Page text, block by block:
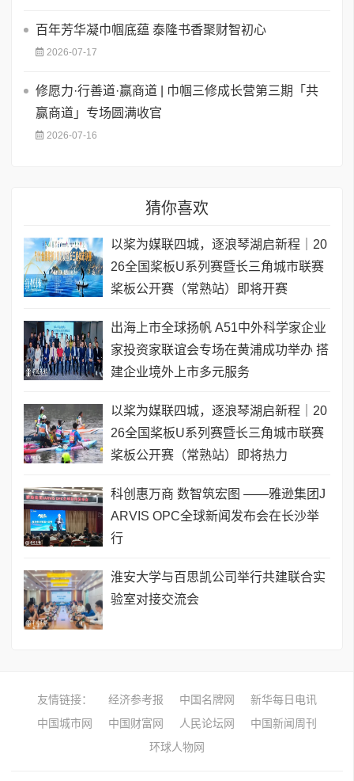
百年芳华凝巾帼底蕴 泰隆书香聚财智初心
2026-07-17
修愿力·行善道·赢商道 | 巾帼三修成长营第三期「共
赢商道」专场圆满收官
2026-07-16
猜你喜欢
以桨为媒联四城，逐浪琴湖启新程｜20
26全国桨板U系列赛暨长三角城市联赛
桨板公开赛（常熟站）即将开赛
出海上市全球扬帆 A51中外科学家企业
家投资家联谊会专场在黄浦成功举办 搭
建企业境外上市多元服务
以桨为媒联四城，逐浪琴湖启新程｜20
26全国桨板U系列赛暨长三角城市联赛
桨板公开赛（常熟站）即将热力
科创惠万商 数智筑宏图 ——雅逊集团J
ARVIS OPC全球新闻发布会在长沙举
行
淮安大学与百思凯公司举行共建联合实
验室对接交流会
友情链接： 经济参考报 中国名牌网
新华每日电讯
中国城市网
中国财富网 人民论坛网
中国新闻周刊
环球人物网